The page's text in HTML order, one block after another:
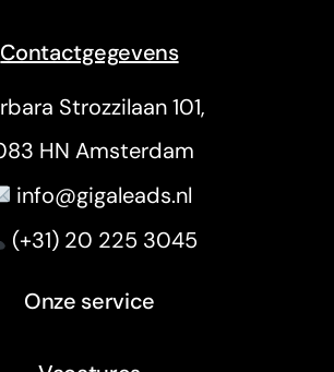
Contactgegevens
Strozzilaan 101,
HN Amsterdam
info@gigaleads.nl
(+31) 20 225 3045
Onze service